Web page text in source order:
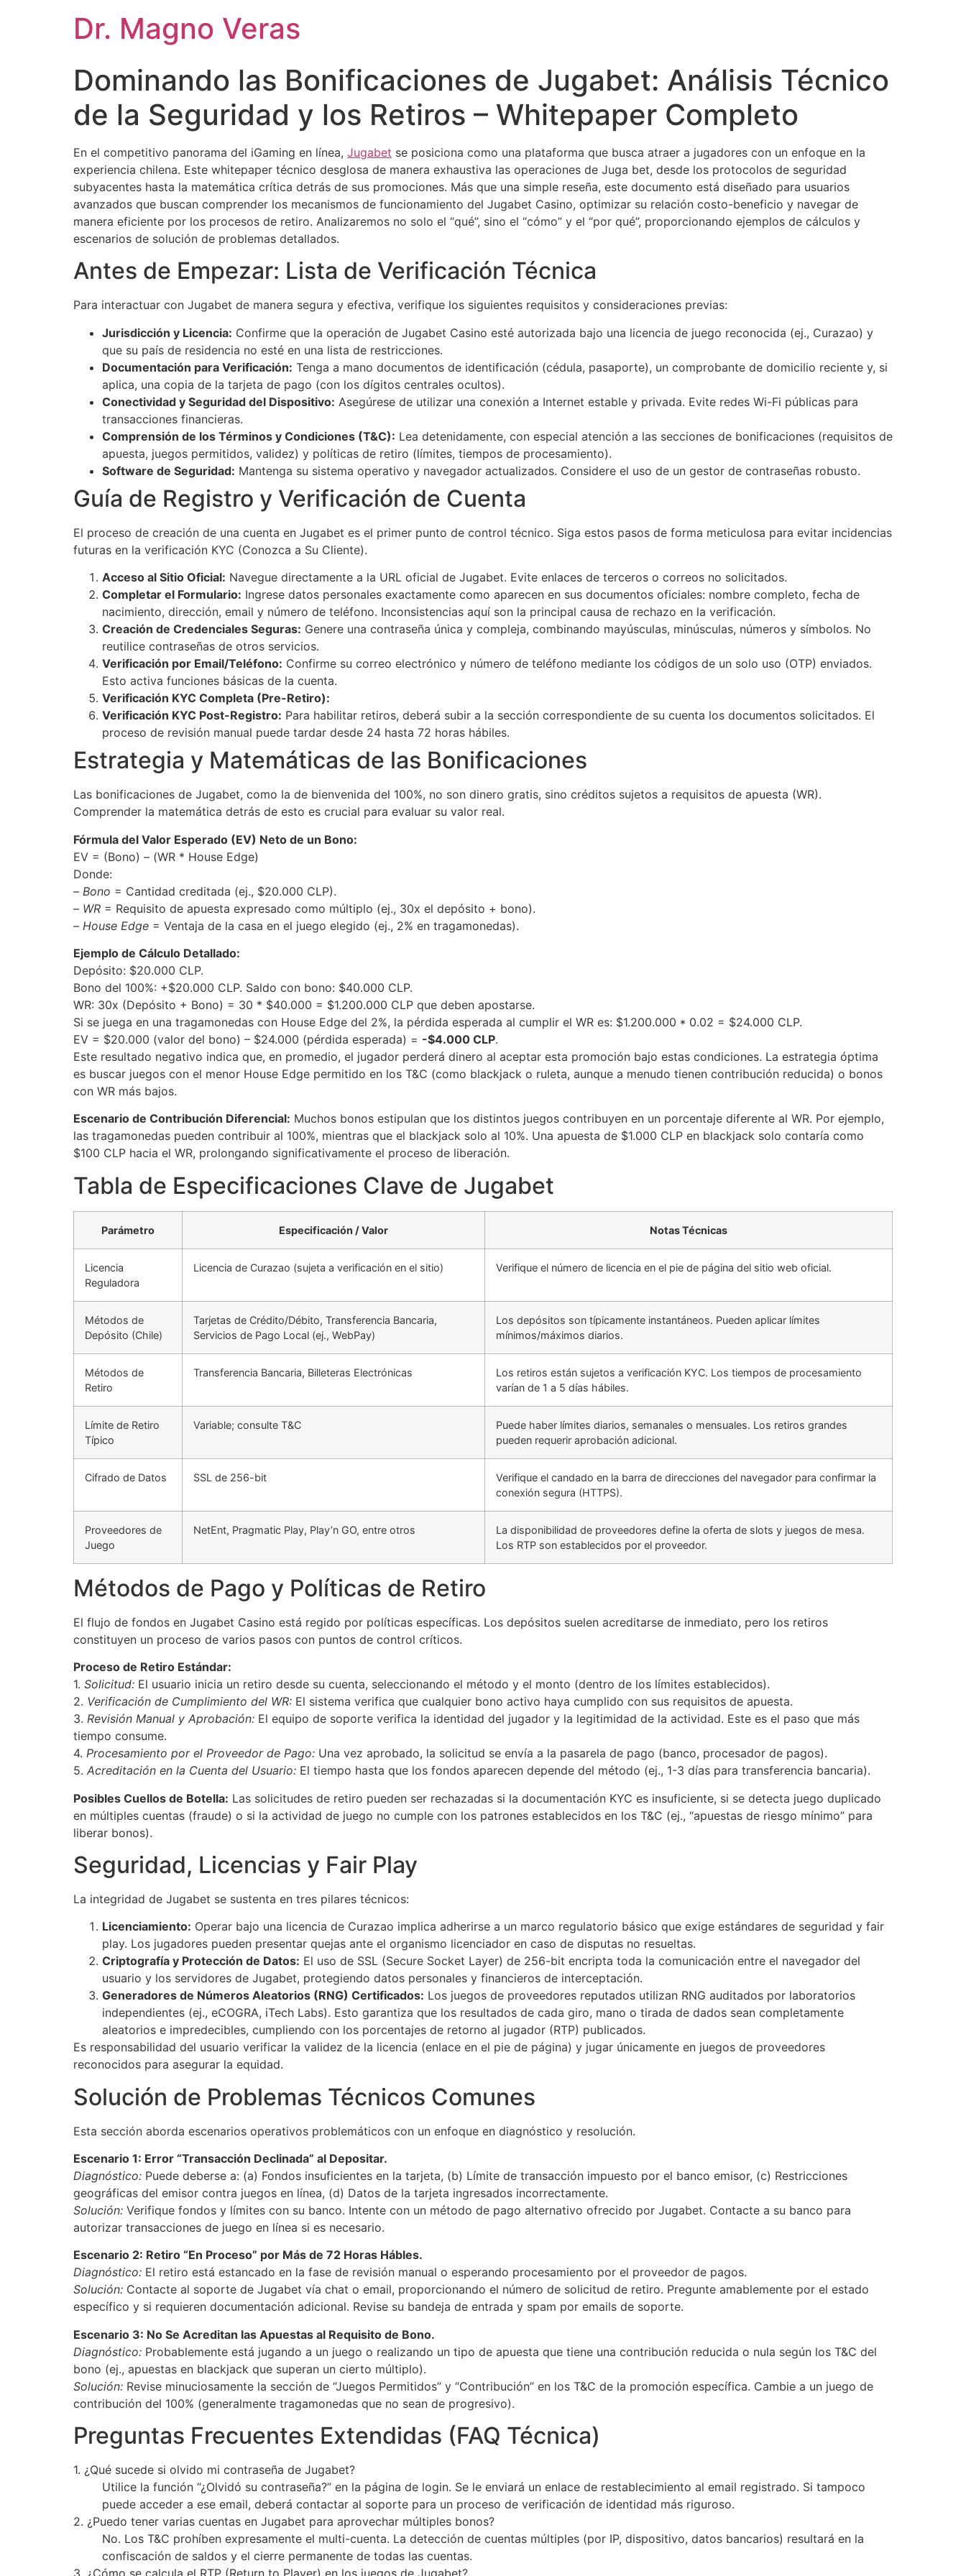
Dr. Magno Veras
Dominando las Bonificaciones de Jugabet: Análisis Técnico
de la Seguridad y los Retiros – Whitepaper Completo
En el competitivo panorama del iGaming en línea, Jugabet se posiciona como una plataforma que busca atraer a jugadores con un enfoque en la
experiencia chilena. Este whitepaper técnico desglosa de manera exhaustiva las operaciones de Juga bet, desde los protocolos de seguridad
subyacentes hasta la matemática crítica detrás de sus promociones. Más que una simple reseña, este documento está diseñado para usuarios
avanzados que buscan comprender los mecanismos de funcionamiento del Jugabet Casino, optimizar su relación costo-beneficio y navegar de
manera eficiente por los procesos de retiro. Analizaremos no solo el “qué”, sino el “cómo” y el “por qué”, proporcionando ejemplos de cálculos y
escenarios de solución de problemas detallados.
Antes de Empezar: Lista de Verificación Técnica
Para interactuar con Jugabet de manera segura y efectiva, verifique los siguientes requisitos y consideraciones previas:
Jurisdicción y Licencia: Confirme que la operación de Jugabet Casino esté autorizada bajo una licencia de juego reconocida (ej., Curazao) y
que su país de residencia no esté en una lista de restricciones.
Documentación para Verificación: Tenga a mano documentos de identificación (cédula, pasaporte), un comprobante de domicilio reciente y, si
aplica, una copia de la tarjeta de pago (con los dígitos centrales ocultos).
Conectividad y Seguridad del Dispositivo: Asegúrese de utilizar una conexión a Internet estable y privada. Evite redes Wi-Fi públicas para
transacciones financieras.
Comprensión de los Términos y Condiciones (T&C): Lea detenidamente, con especial atención a las secciones de bonificaciones (requisitos de
apuesta, juegos permitidos, validez) y políticas de retiro (límites, tiempos de procesamiento).
Software de Seguridad: Mantenga su sistema operativo y navegador actualizados. Considere el uso de un gestor de contraseñas robusto.
Guía de Registro y Verificación de Cuenta
El proceso de creación de una cuenta en Jugabet es el primer punto de control técnico. Siga estos pasos de forma meticulosa para evitar incidencias
futuras en la verificación KYC (Conozca a Su Cliente).
Acceso al Sitio Oficial: Navegue directamente a la URL oficial de Jugabet. Evite enlaces de terceros o correos no solicitados.
Completar el Formulario: Ingrese datos personales exactamente como aparecen en sus documentos oficiales: nombre completo, fecha de
nacimiento, dirección, email y número de teléfono. Inconsistencias aquí son la principal causa de rechazo en la verificación.
Creación de Credenciales Seguras: Genere una contraseña única y compleja, combinando mayúsculas, minúsculas, números y símbolos. No
reutilice contraseñas de otros servicios.
Verificación por Email/Teléfono: Confirme su correo electrónico y número de teléfono mediante los códigos de un solo uso (OTP) enviados.
Esto activa funciones básicas de la cuenta.
Verificación KYC Completa (Pre-Retiro):
Verificación KYC Post-Registro: Para habilitar retiros, deberá subir a la sección correspondiente de su cuenta los documentos solicitados. El
proceso de revisión manual puede tardar desde 24 hasta 72 horas hábiles.
Estrategia y Matemáticas de las Bonificaciones
Las bonificaciones de Jugabet, como la de bienvenida del 100%, no son dinero gratis, sino créditos sujetos a requisitos de apuesta (WR).
Comprender la matemática detrás de esto es crucial para evaluar su valor real.
Fórmula del Valor Esperado (EV) Neto de un Bono:
EV = (Bono) – (WR * House Edge)
Donde:
– Bono = Cantidad creditada (ej., $20.000 CLP).
– WR = Requisito de apuesta expresado como múltiplo (ej., 30x el depósito + bono).
– House Edge = Ventaja de la casa en el juego elegido (ej., 2% en tragamonedas).
Ejemplo de Cálculo Detallado:
Depósito: $20.000 CLP.
Bono del 100%: +$20.000 CLP. Saldo con bono: $40.000 CLP.
WR: 30x (Depósito + Bono) = 30 * $40.000 = $1.200.000 CLP que deben apostarse.
Si se juega en una tragamonedas con House Edge del 2%, la pérdida esperada al cumplir el WR es: $1.200.000 * 0.02 = $24.000 CLP.
EV = $20.000 (valor del bono) – $24.000 (pérdida esperada) = -$4.000 CLP.
Este resultado negativo indica que, en promedio, el jugador perderá dinero al aceptar esta promoción bajo estas condiciones. La estrategia óptima
es buscar juegos con el menor House Edge permitido en los T&C (como blackjack o ruleta, aunque a menudo tienen contribución reducida) o bonos
con WR más bajos.
Escenario de Contribución Diferencial: Muchos bonos estipulan que los distintos juegos contribuyen en un porcentaje diferente al WR. Por ejemplo,
las tragamonedas pueden contribuir al 100%, mientras que el blackjack solo al 10%. Una apuesta de $1.000 CLP en blackjack solo contaría como
$100 CLP hacia el WR, prolongando significativamente el proceso de liberación.
Tabla de Especificaciones Clave de Jugabet
Parámetro Especificación / Valor Notas Técnicas
Licencia
Reguladora
Licencia de Curazao (sujeta a verificación en el sitio) Verifique el número de licencia en el pie de página del sitio web oficial.
Métodos de
Depósito (Chile)
Tarjetas de Crédito/Débito, Transferencia Bancaria,
Servicios de Pago Local (ej., WebPay)
Los depósitos son típicamente instantáneos. Pueden aplicar límites
mínimos/máximos diarios.
Métodos de
Retiro
Transferencia Bancaria, Billeteras Electrónicas
Los retiros están sujetos a verificación KYC. Los tiempos de procesamiento
varían de 1 a 5 días hábiles.
Límite de Retiro
Típico
Variable; consulte T&C
Puede haber límites diarios, semanales o mensuales. Los retiros grandes
pueden requerir aprobación adicional.
Cifrado de Datos SSL de 256-bit
Verifique el candado en la barra de direcciones del navegador para confirmar la
conexión segura (HTTPS).
Proveedores de
Juego
NetEnt, Pragmatic Play, Play’n GO, entre otros
La disponibilidad de proveedores define la oferta de slots y juegos de mesa.
Los RTP son establecidos por el proveedor.
Métodos de Pago y Políticas de Retiro
El flujo de fondos en Jugabet Casino está regido por políticas específicas. Los depósitos suelen acreditarse de inmediato, pero los retiros
constituyen un proceso de varios pasos con puntos de control críticos.
Proceso de Retiro Estándar:
1. Solicitud: El usuario inicia un retiro desde su cuenta, seleccionando el método y el monto (dentro de los límites establecidos).
2. Verificación de Cumplimiento del WR: El sistema verifica que cualquier bono activo haya cumplido con sus requisitos de apuesta.
3. Revisión Manual y Aprobación: El equipo de soporte verifica la identidad del jugador y la legitimidad de la actividad. Este es el paso que más
tiempo consume.
4. Procesamiento por el Proveedor de Pago: Una vez aprobado, la solicitud se envía a la pasarela de pago (banco, procesador de pagos).
5. Acreditación en la Cuenta del Usuario: El tiempo hasta que los fondos aparecen depende del método (ej., 1-3 días para transferencia bancaria).
Posibles Cuellos de Botella: Las solicitudes de retiro pueden ser rechazadas si la documentación KYC es insuficiente, si se detecta juego duplicado
en múltiples cuentas (fraude) o si la actividad de juego no cumple con los patrones establecidos en los T&C (ej., “apuestas de riesgo mínimo” para
liberar bonos).
Seguridad, Licencias y Fair Play
La integridad de Jugabet se sustenta en tres pilares técnicos:
Licenciamiento: Operar bajo una licencia de Curazao implica adherirse a un marco regulatorio básico que exige estándares de seguridad y fair
play. Los jugadores pueden presentar quejas ante el organismo licenciador en caso de disputas no resueltas.
Criptografía y Protección de Datos: El uso de SSL (Secure Socket Layer) de 256-bit encripta toda la comunicación entre el navegador del
usuario y los servidores de Jugabet, protegiendo datos personales y financieros de interceptación.
Generadores de Números Aleatorios (RNG) Certificados: Los juegos de proveedores reputados utilizan RNG auditados por laboratorios
independientes (ej., eCOGRA, iTech Labs). Esto garantiza que los resultados de cada giro, mano o tirada de dados sean completamente
aleatorios e impredecibles, cumpliendo con los porcentajes de retorno al jugador (RTP) publicados.
Es responsabilidad del usuario verificar la validez de la licencia (enlace en el pie de página) y jugar únicamente en juegos de proveedores
reconocidos para asegurar la equidad.
Solución de Problemas Técnicos Comunes
Esta sección aborda escenarios operativos problemáticos con un enfoque en diagnóstico y resolución.
Escenario 1: Error “Transacción Declinada” al Depositar.
Diagnóstico: Puede deberse a: (a) Fondos insuficientes en la tarjeta, (b) Límite de transacción impuesto por el banco emisor, (c) Restricciones
geográficas del emisor contra juegos en línea, (d) Datos de la tarjeta ingresados incorrectamente.
Solución: Verifique fondos y límites con su banco. Intente con un método de pago alternativo ofrecido por Jugabet. Contacte a su banco para
autorizar transacciones de juego en línea si es necesario.
Escenario 2: Retiro “En Proceso” por Más de 72 Horas Hábles.
Diagnóstico: El retiro está estancado en la fase de revisión manual o esperando procesamiento por el proveedor de pagos.
Solución: Contacte al soporte de Jugabet vía chat o email, proporcionando el número de solicitud de retiro. Pregunte amablemente por el estado
específico y si requieren documentación adicional. Revise su bandeja de entrada y spam por emails de soporte.
Escenario 3: No Se Acreditan las Apuestas al Requisito de Bono.
Diagnóstico: Probablemente está jugando a un juego o realizando un tipo de apuesta que tiene una contribución reducida o nula según los T&C del
bono (ej., apuestas en blackjack que superan un cierto múltiplo).
Solución: Revise minuciosamente la sección de “Juegos Permitidos” y “Contribución” en los T&C de la promoción específica. Cambie a un juego de
contribución del 100% (generalmente tragamonedas que no sean de progresivo).
Preguntas Frecuentes Extendidas (FAQ Técnica)
1. ¿Qué sucede si olvido mi contraseña de Jugabet?
Utilice la función “¿Olvidó su contraseña?” en la página de login. Se le enviará un enlace de restablecimiento al email registrado. Si tampoco
puede acceder a ese email, deberá contactar al soporte para un proceso de verificación de identidad más riguroso.
2. ¿Puedo tener varias cuentas en Jugabet para aprovechar múltiples bonos?
No. Los T&C prohíben expresamente el multi-cuenta. La detección de cuentas múltiples (por IP, dispositivo, datos bancarios) resultará en la
confiscación de saldos y el cierre permanente de todas las cuentas.